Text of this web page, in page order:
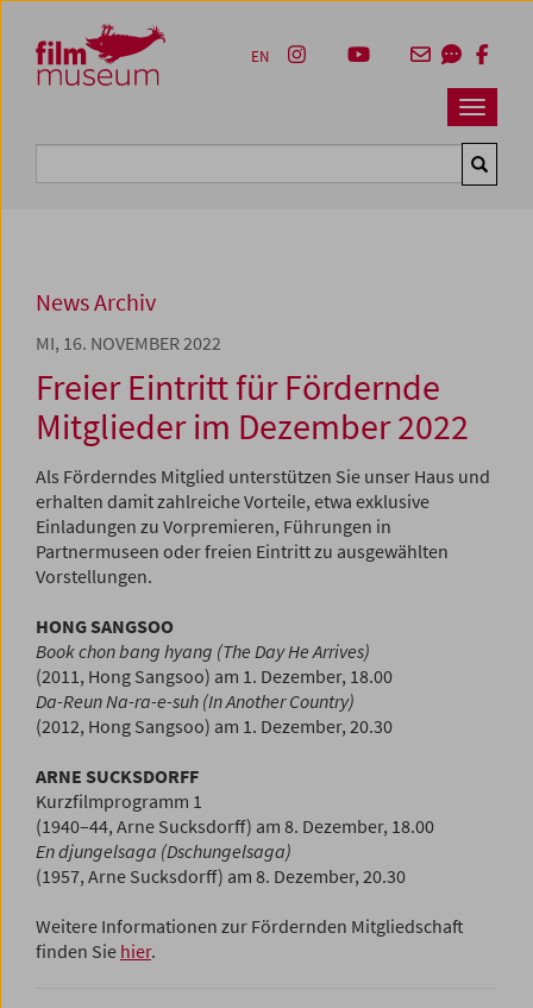
Zum Inhalt
Zum Hauptmenü
Zur Servicenavigation
Zum Suche
Navbar
EN
News Archiv
MI, 16. NOVEMBER 2022
Freier Eintritt für Fördernde
Mitglieder im Dezember 2022
Als Förderndes Mitglied unterstützen Sie unser Haus und
erhalten damit zahlreiche Vorteile, etwa exklusive
Einladungen zu Vorpremieren, Führungen in
Partnermuseen oder freien Eintritt zu ausgewählten
Vorstellungen.
HONG SANGSOO
Book chon bang hyang (The Day He Arrives)
(2011, Hong Sangsoo) am 1. Dezember, 18.00
Da-Reun Na-ra-e-suh (In Another Country)
(2012, Hong Sangsoo) am 1. Dezember, 20.30
ARNE SUCKSDORFF
Kurzfilmprogramm 1
(1940–44, Arne Sucksdorff) am 8. Dezember, 18.00
En djungelsaga (Dschungelsaga)
(1957, Arne Sucksdorff) am 8. Dezember, 20.30
Weitere Informationen zur Fördernden Mitgliedschaft
finden Sie hier.